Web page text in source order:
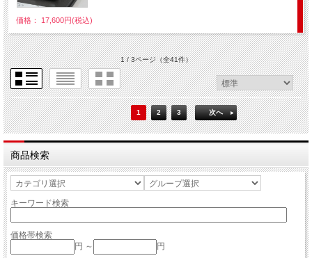
価格： 17,600円(税込)
1 / 3ページ（全41件）
1 2 3 次へ
商品検索
キーワード検索
価格帯検索
円 ～
円